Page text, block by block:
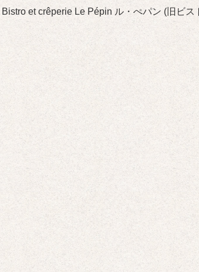
Bistro et crêperie Le Pépin ル・ぺパン (旧ビス